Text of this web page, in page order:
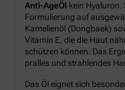
Anti-AgeÖl kein Hyaluron.
Formulierung auf
Kamelienöl (Dongbaek)
Vitamin E, die die Haut
schützen können. Das
pralles und strahlendes
Das Öl eignet sich